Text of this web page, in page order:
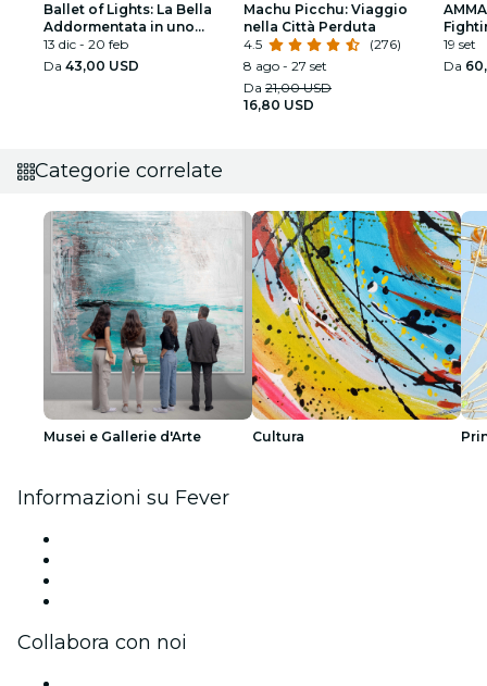
Ballet of Lights: La Bella
Addormentata in uno
spettacolo scintillante
13 dic - 20 feb
Da 43,00 USD
Machu Picchu: Viaggio
nella Città Perduta
4.5
(276)
8 ago - 27 set
Da 21,00 USD
16,80 USD
19 set
Da
Categorie correlate
Musei e Gallerie d'Arte Cultura
Informazioni su Fever
Collabora con noi